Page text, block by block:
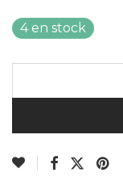
4 en stock